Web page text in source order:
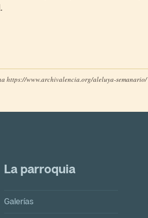
https://www.archivalencia.org/aleluya-semanario/
La parroquia
Galerías